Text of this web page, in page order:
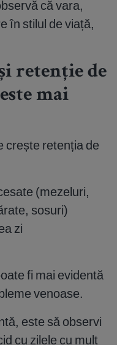
că vara,
în stilul de viață,
retenție de
mai
crește retenția de
(mezeluri,
sosuri)
zi
fi mai evidentă
venoase.
este să observi
cu zilele cu mult